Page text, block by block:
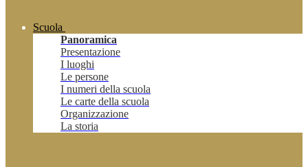
Scuola
Panoramica
Presentazione
I luoghi
Le persone
I numeri della scuola
Le carte della scuola
Organizzazione
La storia